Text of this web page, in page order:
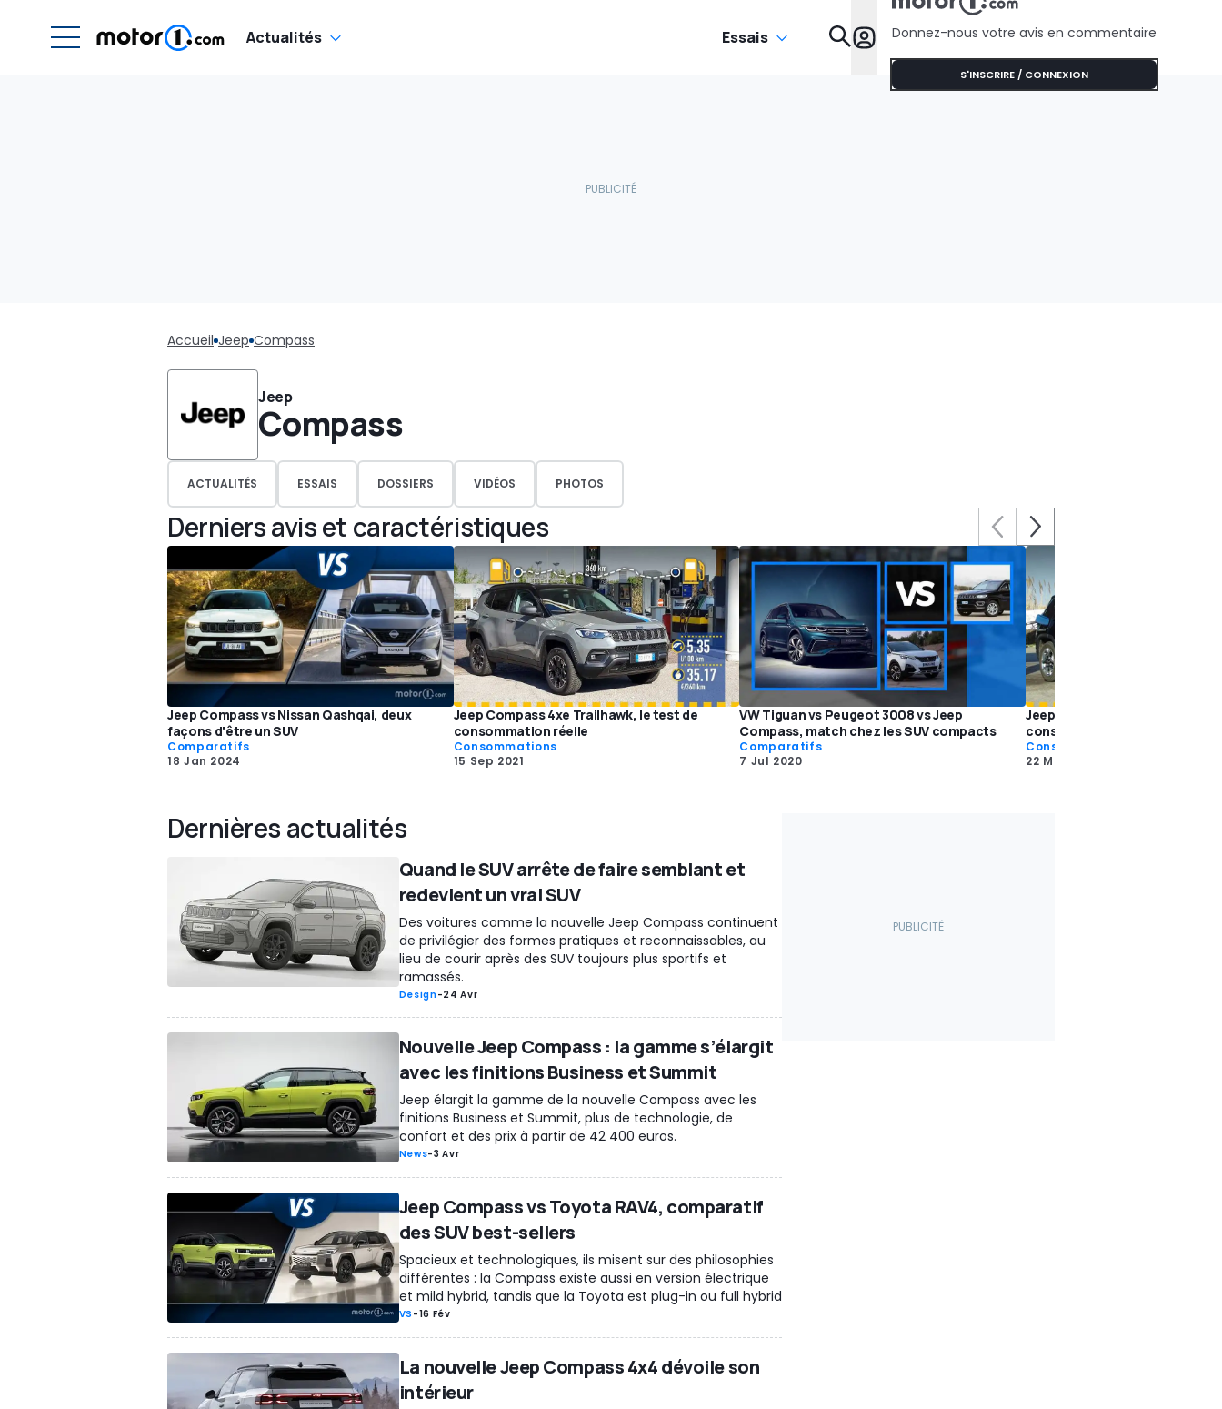
Actualités Essais Donnez-nous votre avis en commentaire
S'INSCRIRE / CONNEXION
Accueil Jeep Compass
Jeep
Compass
ACTUALITÉS ESSAIS DOSSIERS VIDÉOS PHOTOS
Derniers avis et caractéristiques
Jeep Compass vs Nissan Qashqai, deux
façons d'être un SUV
Comparatifs
18 Jan 2024
Jeep Compass 4xe Trailhawk, le test de
consommation réelle
Consommations
15 Sep 2021
VW Tiguan vs Peugeot 3008 vs Jeep
Compass, match chez les SUV compacts
Comparatifs
7 Jul 2020
Jeep Compass 1.6 Diesel, le
consommation réelle
Consommations
22 Mar 2019
Dernières actualités
Quand le SUV arrête de faire semblant et
redevient un vrai SUV
Des voitures comme la nouvelle Jeep Compass continuent
de privilégier des formes pratiques et reconnaissables, au
lieu de courir après des SUV toujours plus sportifs et
ramassés.
Design-24 Avr
Nouvelle Jeep Compass : la gamme s’élargit
avec les finitions Business et Summit
Jeep élargit la gamme de la nouvelle Compass avec les
finitions Business et Summit, plus de technologie, de
confort et des prix à partir de 42 400 euros.
News-3 Avr
Jeep Compass vs Toyota RAV4, comparatif
des SUV best-sellers
Spacieux et technologiques, ils misent sur des philosophies
différentes : la Compass existe aussi en version électrique
et mild hybrid, tandis que la Toyota est plug-in ou full hybrid
VS -16 Fév
La nouvelle Jeep Compass 4x4 dévoile son
intérieur